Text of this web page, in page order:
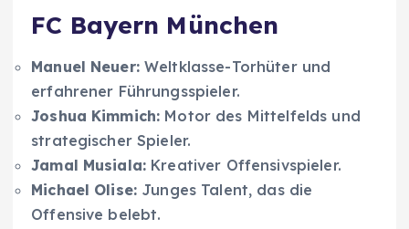
FC Bayern München
Manuel Neuer:Weltklasse-Torhüter und
erfahrener Führungsspieler.
Joshua Kimmich: Motor des Mittelfelds und
strategischer Spieler.
Jamal Musiala: Kreativer Offensivspieler.
Michael Olise: Junges Talent, das die
Offensive belebt.